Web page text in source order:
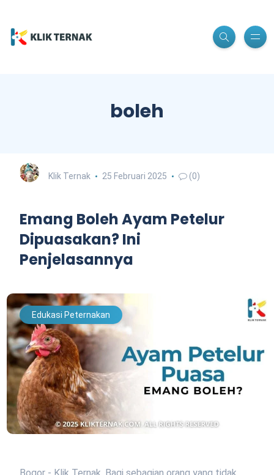
boleh
Klik Ternak 25 Februari 2025 (0)
Emang Boleh Ayam Petelur
Dipuasakan? Ini
Penjelasannya
Edukasi Peternakan
Bogor - Klik Ternak. Bagi sebagian orang yang tidak